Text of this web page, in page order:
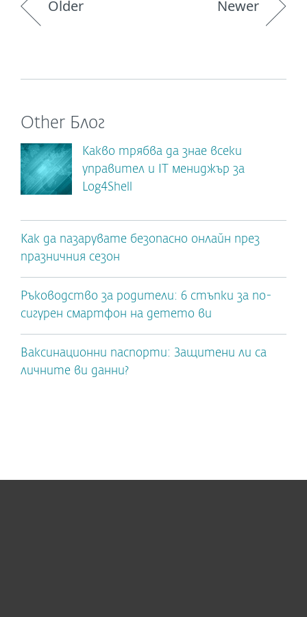
Older Newer
Other Блог
Какво трябва да знае всеки
управител и IT мениджър за
Log4Shell
Как да пазарувате безопасно онлайн през
празничния сезон
Ръководство за родители: 6 стъпки за по-
сигурен смартфон на детето ви
Ваксинационни паспорти: Защитени ли са
личните ви данни?